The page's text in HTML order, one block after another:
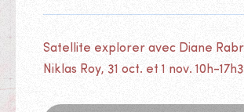
Satellite explorer avec Diane
Niklas Roy, 31 oct. et 1 nov. 10h-